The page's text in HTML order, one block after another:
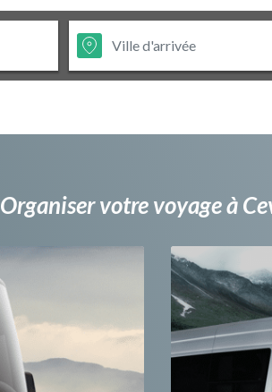
Organiser votre voyage à